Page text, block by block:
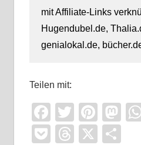
mit Affiliate-Links
Hugendubel.de,
genialokal.de,
Teilen mit:
Facebook
Twitter
PocketThreads
X